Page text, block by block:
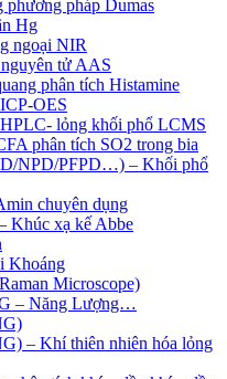
phương pháp Dumas
Hg
ngoại NIR
tử AAS
phân tích Histamine
OES
lỏng khối phổ LCMS
phân tích SO2 trong bia
NPD/PFPD…) – Khối phổ
chuyên dụng
Khúc xạ kế Abbe
Khoáng
Microscope)
– Năng Lượng…
– Khí thiên nhiên hóa lỏng